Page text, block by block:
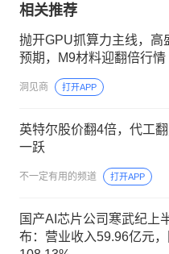
相关推荐
抛开GPU抓算力主线，高
预期，M9材料迎翻倍行情
洞见商 打开APP
英特尔股价翻4倍，代工
一跃
不一定有用的频道 打开APP
国产AI芯片公司寒武纪上
布：营业收入59.96亿元